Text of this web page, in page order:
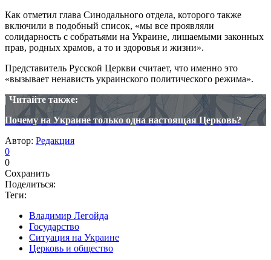
Как отметил глава Синодального отдела, которого также
включили в подобный список, «мы все проявляли
солидарность с собратьями на Украине, лишаемыми законных
прав, родных храмов, а то и здоровья и жизни».
Представитель Русской Церкви считает, что именно это
«вызывает ненависть украинского политического режима».
| Читайте также:
Почему на Украине только одна настоящая Церковь?
Автор: Редакция
0
0
Сохранить
Поделиться:
Теги:
Владимир Легойда
Государство
Ситуация на Украине
Церковь и общество